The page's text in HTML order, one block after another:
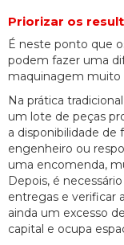
Priorizar os
É neste ponto que
podem fazer uma
maquinagem muito
Na prática
um lote de peças
a disponibilidade de
engenheiro ou
uma encomenda,
Depois, é
entregas e verificar
ainda um excesso
capital e ocupa